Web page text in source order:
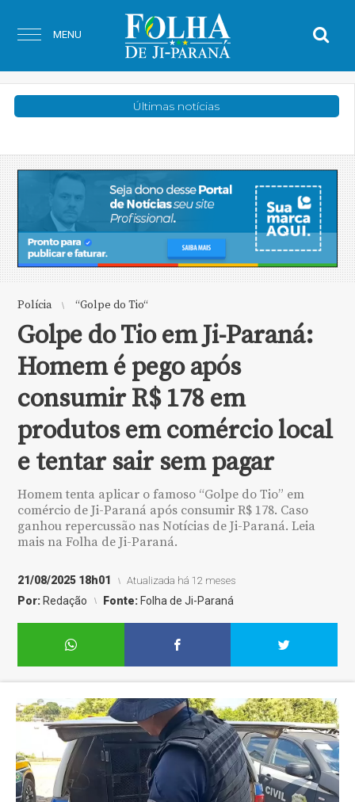
MENU
Últimas notícias
Polícia “Golpe do Tio“
Golpe do Tio em Ji-Paraná:
Homem é pego após
consumir R$ 178 em
produtos em comércio local
e tentar sair sem pagar
Homem tenta aplicar o famoso “Golpe do Tio” em
comércio de Ji-Paraná após consumir R$ 178. Caso
ganhou repercussão nas Notícias de Ji-Paraná. Leia
mais na Folha de Ji-Paraná.
21/08/2025 18h01 Atualizada há 12 meses
Por: Redação Fonte: Folha de Ji-Paraná